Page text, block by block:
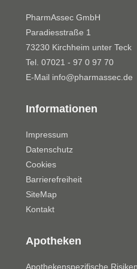
PharmAssec GmbH
Paradiesstraße 1
73230 Kirchheim unter Teck
Tel. 07021 - 97 0 97 70
E-Mail info@pharmassec.de
Informationen
Impressum
Datenschutz
Cookies
Barrierefreiheit
SiteMap
Kontakt
Apotheken
Apothekenspezifische Risiken